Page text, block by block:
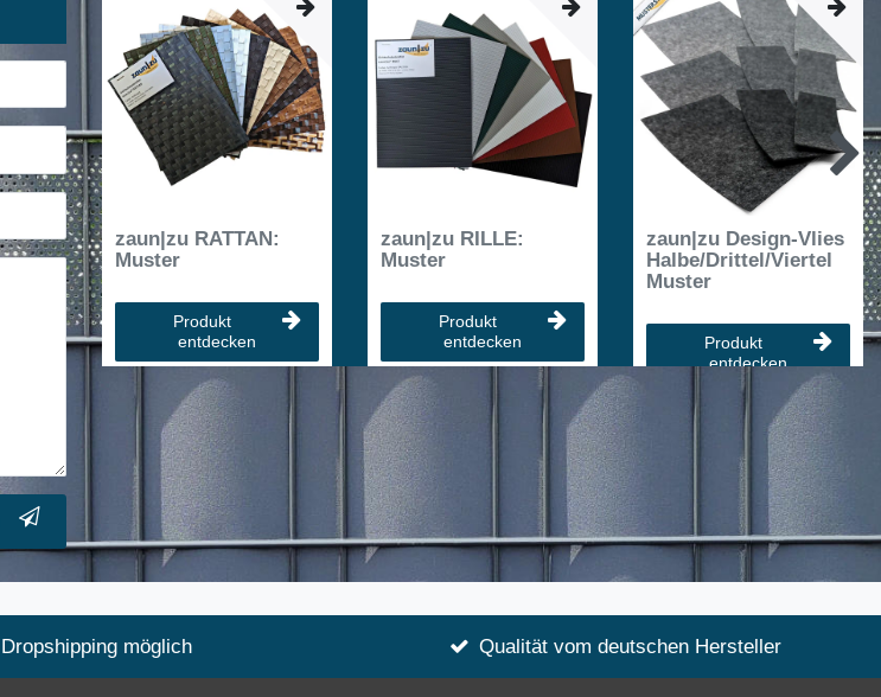
zaun|zu RATTAN:
Muster
Produkt
entdecken
zaun|zu RILLE:
Muster
Produkt
entdecken
zaun|zu Design-Vlies
Halbe/Drittel/Viertel
Muster
Produkt
entdecken
Dropshipping möglich Qualität vom deutschen Hersteller